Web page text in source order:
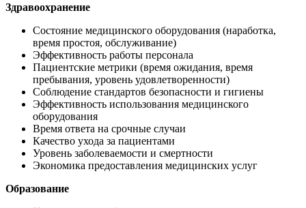
Здравоохранение
Состояние медицинского оборудования (наработка,
время простоя, обслуживание)
Эффективность работы персонала
Пациентские метрики (время ожидания, время
пребывания, уровень удовлетворенности)
Соблюдение стандартов безопасности и гигиены
Эффективность использования медицинского
оборудования
Время ответа на срочные случаи
Качество ухода за пациентами
Уровень заболеваемости и смертности
Экономика предоставления медицинских услуг
Образование